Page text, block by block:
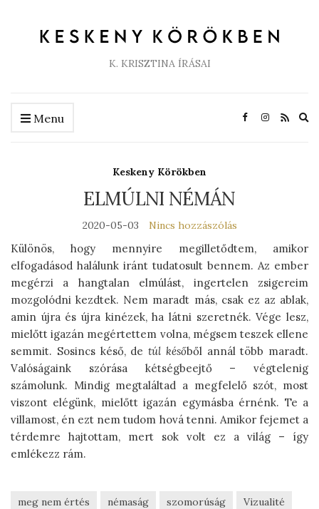
K. KRISZTINA ÍRÁSAI
Menu
Keskeny Körökben
ELMÚLNI NÉMÁN
2020-05-03 Nincs hozzászólás
Különös, hogy mennyire megilletődtem, amikor
elfogadásod halálunk iránt tudatosult bennem. Az ember
megérzi a hangtalan elmúlást, ingertelen zsigereim
mozgolódni kezdtek. Nem maradt más, csak ez az ablak,
amin újra és újra kinézek, ha látni szeretnék. Vége lesz,
mielőtt igazán megértettem volna, mégsem teszek ellene
semmit. Sosincs késő, de túl későből annál több maradt.
Valóságaink szórása kétségbeejtő – végtelenig
számolunk. Mindig megtaláltad a megfelelő szót, most
viszont elégünk, mielőtt igazán egymásba érnénk. Te a
villamost, én ezt nem tudom hová tenni. Amikor fejemet a
térdemre hajtottam, mert sok volt ez a világ – így
emlékezz rám.
meg nem értés némaság szomorúság Vizualité